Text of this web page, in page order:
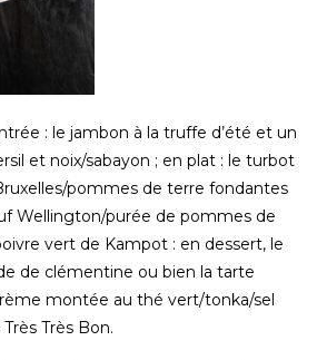
: le jambon à la truffe d’été et un
et noix/sabayon ; en plat : le turbot
pommes de terre fondantes
Wellington/purée de pommes de
vert de Kampot : en dessert, le
de clémentine ou bien la tarte
montée au thé vert/tonka/sel
Très Bon.